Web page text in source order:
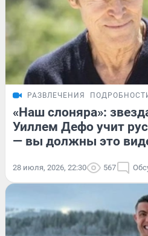
РАЗВЛЕЧЕНИЯ
«Наш слоняра»:
Уиллем Дефо учит
— вы должны это
28 июля, 2026, 22:30 567